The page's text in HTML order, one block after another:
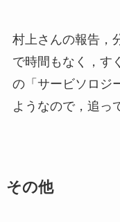
村上さんの報告，
で時間もなく，す
の「サービソロジ
ようなので，追っ
その他